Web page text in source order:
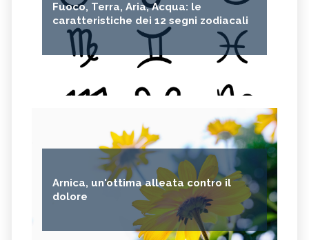
Fuoco, Terra, Aria, Acqua: le
caratteristiche dei 12 segni zodiacali
Arnica, un'ottima alleata contro il
dolore